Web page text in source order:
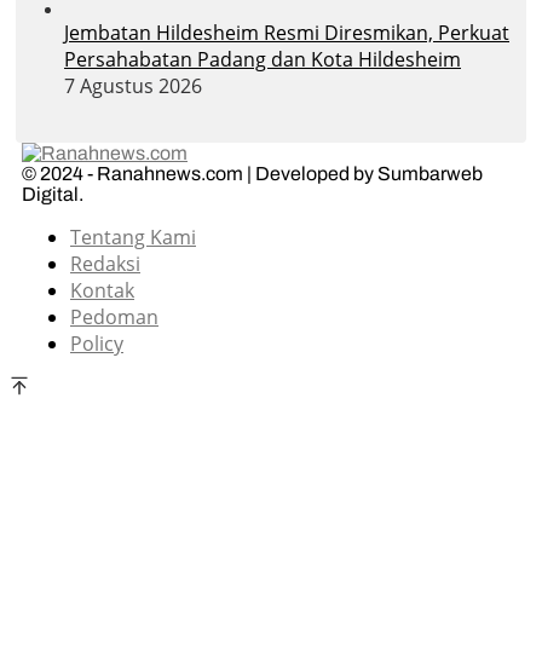
Jembatan Hildesheim Resmi Diresmikan, Perkuat
Persahabatan Padang dan Kota Hildesheim
7 Agustus 2026
© 2024 - Ranahnews.com | Developed by Sumbarweb
Digital.
Tentang Kami
Redaksi
Kontak
Pedoman
Policy